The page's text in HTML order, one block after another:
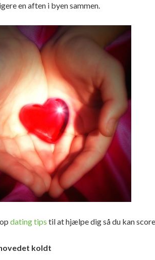
en aften i byen sammen.
dating tips til at hjælpe dig så du kan
koldt